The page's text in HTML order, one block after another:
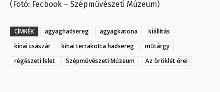
(Fotó: Fecbook – Szépművészeti Múzeum)
CÍMKÉK agyaghadsereg agyagkatona
kiállítás
kínai császár
kínai terrakotta hadsereg
műtárgy
régészeti lelet
Szépművészeti Múzeum Az öröklét őrei